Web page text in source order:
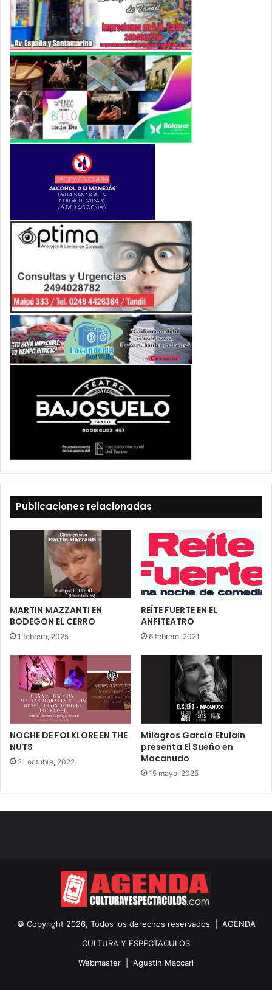
Publicaciones relacionadas
MARTIN MAZZANTI EN
BODEGON EL CERRO
1 febrero, 2025
REÍTE FUERTE EN EL
ANFITEATRO
6 febrero, 2021
NOCHE DE FOLKLORE EN THE
NUTS
21 octubre, 2022
Milagros García Etulain
presenta El Sueño en
Macanudo
15 mayo, 2025
© Copyright 2026, Todos los derechos reservados | AGENDA
CULTURA Y ESPECTACULOS
Webmaster | Agustín Maccari